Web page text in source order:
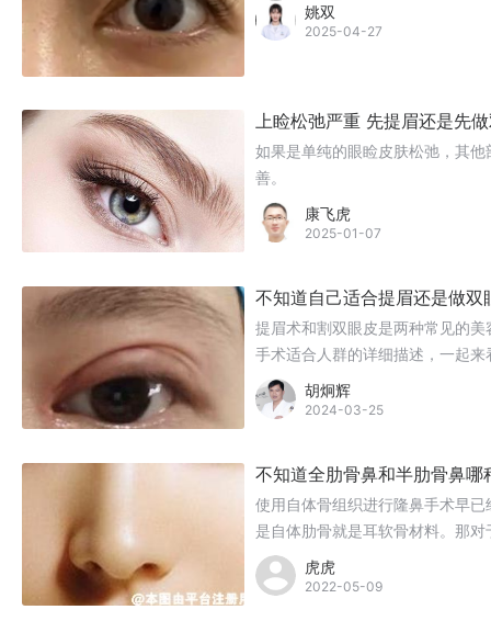
姚双
2025-04-27
上睑松弛严重 先提眉还是先
如果是单纯的眼睑皮肤松弛，其
善。
康飞虎
2025-01-07
不知道自己适合提眉还是做双
提眉术和割双眼皮是两种常见的
手术适合人群的详细描述，一起来
胡炯辉
2024-03-25
不知道全肋骨鼻和半肋骨鼻哪
使用自体骨组织进行隆鼻手术早
是自体肋骨就是耳软骨材料。那
虎虎
2022-05-09